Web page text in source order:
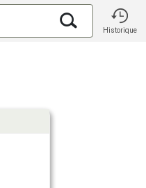
Historique